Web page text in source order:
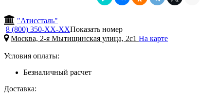
"Атиссталь"
8 (800) 350-ХХ-ХХПоказать номер
Москва, 2-я Мытищинская улица, 2с1 На карте
Условия оплаты:
Безналичный расчет
Доставка: